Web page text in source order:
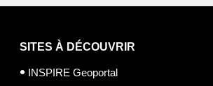
SITES À DÉCOUVRIR
INSPIRE Geoportal